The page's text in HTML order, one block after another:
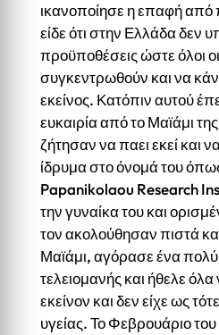
ικανοποίησε η επαφή
είδε ότι στην Ελλάδα δεν
προϋποθέσεις ώστε όλοι
συγκεντρωθούν και να
εκείνος. Κατόπιν αυτού
ευκαιρία από το Μαϊάμι
ζήτησαν να παει εκεί και
ίδρυμα στο όνομά του όπως
Papanikolaou Research
την γυναίκα του και
τον ακολούθησαν πιστά
Μαϊάμι, αγόρασε ένα πολύ
τελειομανής και ήθελε
εκείνον και δεν είχε ως
υγείας. Το Φεβρουάριο